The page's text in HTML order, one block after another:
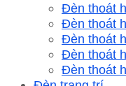
Đèn thoát
Đèn thoát
Đèn thoát
Đèn thoát
Đèn thoát